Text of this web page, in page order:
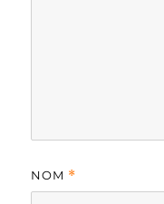
NOM *